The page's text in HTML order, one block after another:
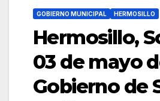
GOBIERNO MUNICIPAL HERMOSILLO
Hermosillo,
03 de mayo
Gobierno de